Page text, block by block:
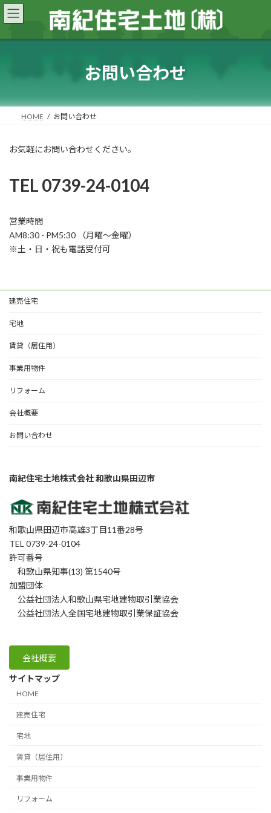
コ
ン
ン
ッ
ナ
ビ
ー
移
お問い合わせ
HOME お問い合わせ
お気軽にお問い合わせください。
TEL 0739-24-0104
営業時間
AM8:30 - PM5:30 （月曜～金曜）
※土・日・祝も電話受付可
建売住宅
宅地
賃貸（居住用）
事業用物件
リフォーム
会社概要
お問い合わせ
南紀住宅土地株式会社 和歌山県田辺市
和歌山県田辺市高雄3丁目11番28号
TEL 0739-24-0104
許可番号
和歌山県知事(13) 第1540号
加盟団体
公益社団法人和歌山県宅地建物取引業協会
公益社団法人全国宅地建物取引業保証協会
会社概要
サイトマップ
HOME
建売住宅
宅地
賃貸（居住用）
事業用物件
リフォーム